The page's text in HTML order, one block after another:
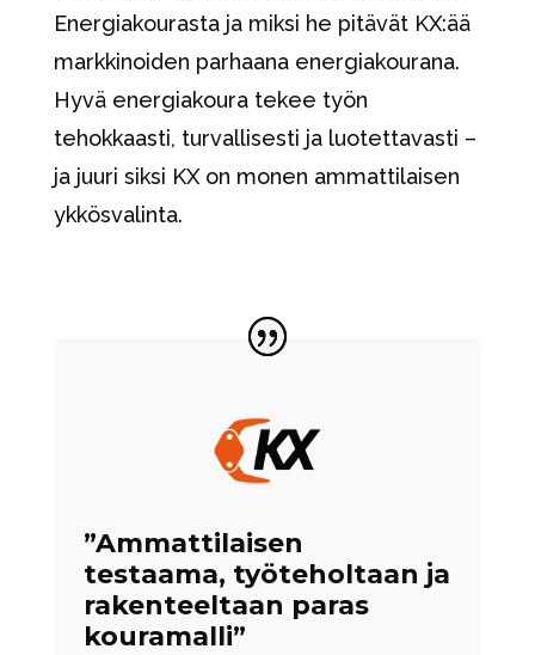
Energiakourasta ja miksi he pitävät KX:ää
markkinoiden parhaana energiakourana.
Hyvä energiakoura tekee työn
tehokkaasti, turvallisesti ja luotettavasti –
ja juuri siksi KX on monen ammattilaisen
ykkösvalinta.
”Ammattilaisen
testaama, työteholtaan ja
rakenteeltaan paras
kouramalli”